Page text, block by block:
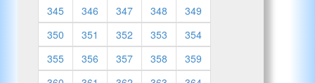
345
346 347 348
349
350
351 352 353
354
355
356 357 358
359